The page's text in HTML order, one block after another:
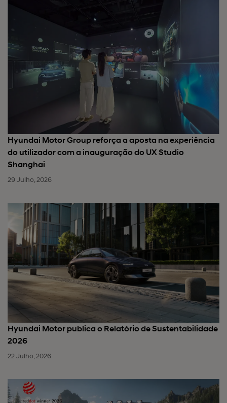
Hyundai Motor Group reforça a aposta na experiência
do utilizador com a inauguração do UX Studio
Shanghai
29 Julho, 2026
Hyundai Motor publica o Relatório de Sustentabilidade
2026
22 Julho, 2026